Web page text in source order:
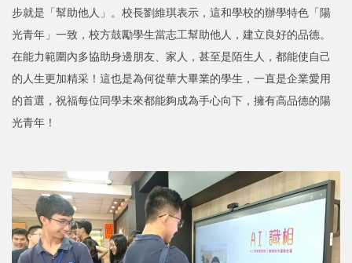
步就是「幫助他人」。校長劉維琪表示，這和學校的辦學特色「陽
光青年」一致，校方鼓勵學生當志工幫助他人，建立良好的品德。
在能力範圍內多協助身邊朋友、家人，甚至是陌生人，都能使自己
的人生更加精采！這也是為何從華大畢業的學生，一直是企業愛用
的首選，祝福每位同學未來都能夠成為手心向下，擁有高品德的陽
光青年！